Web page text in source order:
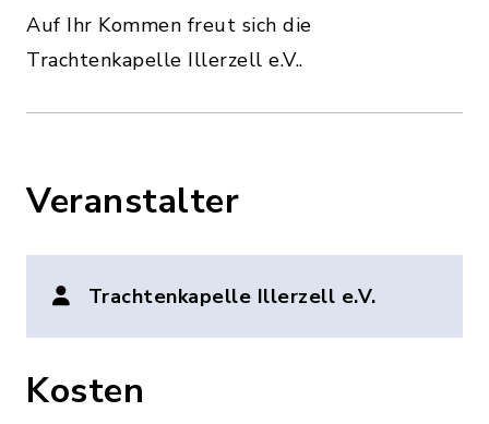
Auf Ihr Kommen freut sich die
Trachtenkapelle Illerzell e.V..
Veranstalter
Trachtenkapelle Illerzell e.V.
Kosten